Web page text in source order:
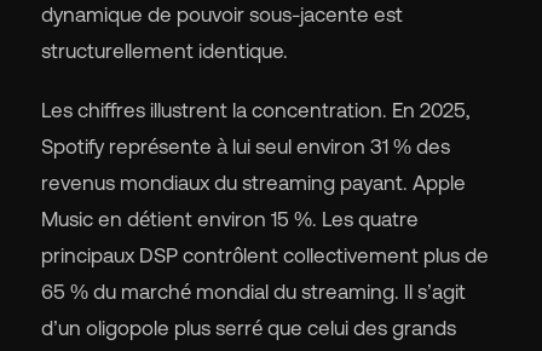
dynamique de pouvoir sous-jacente est
structurellement identique.
Les chiffres illustrent la concentration. En 2025,
Spotify représente à lui seul environ 31 % des
revenus mondiaux du streaming payant. Apple
Music en détient environ 15 %. Les quatre
principaux DSP contrôlent collectivement plus de
65 % du marché mondial du streaming. Il s’agit
d’un oligopole plus serré que celui des grands